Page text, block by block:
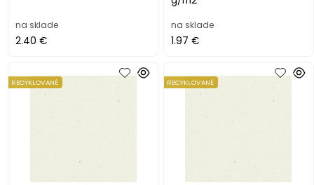
na sklade
2.40 €
na sklade
1.97 €
RECYKLOVANÉ RECYKLOVANÉ